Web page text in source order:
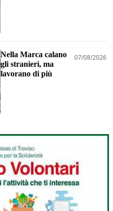
Nella Marca calano
gli stranieri, ma
lavorano di più
07/08/2026